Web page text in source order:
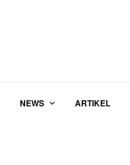
NEWS ARTIKEL